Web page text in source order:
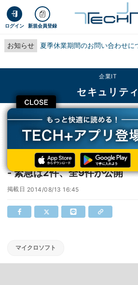
ログイン 新規会員登録
お知らせ 夏季休業期間のお問い合わせに
CLOSE
企業IT
セキュリティ
TECH+ 企業IT
セキュリティ
マイクロソフト、8月の月例セキュリティ更新 - 緊
マイクロソフト、8月の月例
- 緊急は2件、全9件が公開
掲載日 2014/08/13 16:45
マイクロソフト